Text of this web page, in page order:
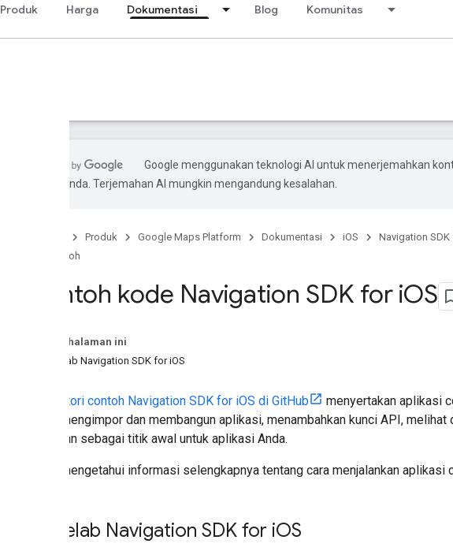
Produk Harga Dokumentasi Blog Komunitas
Google menggunakan teknologi AI untuk menerjemahkan
pilihan Anda. Terjemahan AI mungkin mengandung kesalahan.
Produk Google Maps Platform Dokumentasi iOS
Navigation SDK
Contoh
Contoh kode Navigation SDK for iOS
Pada halaman ini
Codelab Navigation SDK for iOS
Repositori contoh Navigation SDK for iOS di GitHub
menyertakan aplikasi
dapat mengimpor dan membangun aplikasi, menambahkan kunci API,
diberikan sebagai titik awal untuk aplikasi Anda.
Untuk mengetahui informasi selengkapnya tentang cara menjalankan aplikasi
Codelab Navigation SDK for iOS